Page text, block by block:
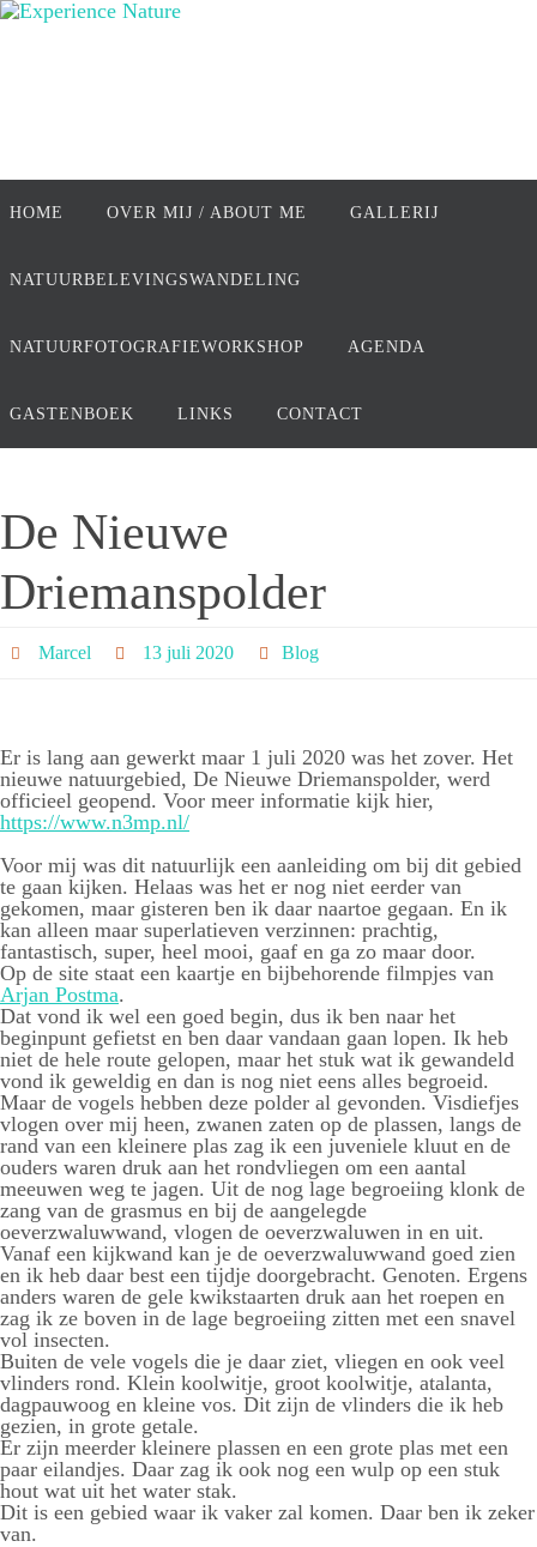
Ga
naar
deHOME OVER MIJ / ABOUT ME GALLERIJ
NATUURBELEVINGSWANDELING
NATUURFOTOGRAFIEWORKSHOP AGENDA
GASTENBOEK LINKS CONTACT
De Nieuwe
Driemanspolder
Marcel 13 juli 2020 Blog
Er is lang aan gewerkt maar 1 juli 2020 was het zover. Het
nieuwe natuurgebied, De Nieuwe Driemanspolder, werd
officieel geopend. Voor meer informatie kijk hier,
https://www.n3mp.nl/
Voor mij was dit natuurlijk een aanleiding om bij dit gebied
te gaan kijken. Helaas was het er nog niet eerder van
gekomen, maar gisteren ben ik daar naartoe gegaan. En ik
kan alleen maar superlatieven verzinnen: prachtig,
fantastisch, super, heel mooi, gaaf en ga zo maar door.
Op de site staat een kaartje en bijbehorende filmpjes van
Arjan Postma.
Dat vond ik wel een goed begin, dus ik ben naar het
beginpunt gefietst en ben daar vandaan gaan lopen. Ik heb
niet de hele route gelopen, maar het stuk wat ik gewandeld
vond ik geweldig en dan is nog niet eens alles begroeid.
Maar de vogels hebben deze polder al gevonden. Visdiefjes
vlogen over mij heen, zwanen zaten op de plassen, langs de
rand van een kleinere plas zag ik een juveniele kluut en de
ouders waren druk aan het rondvliegen om een aantal
meeuwen weg te jagen. Uit de nog lage begroeiing klonk de
zang van de grasmus en bij de aangelegde
oeverzwaluwwand, vlogen de oeverzwaluwen in en uit.
Vanaf een kijkwand kan je de oeverzwaluwwand goed zien
en ik heb daar best een tijdje doorgebracht. Genoten. Ergens
anders waren de gele kwikstaarten druk aan het roepen en
zag ik ze boven in de lage begroeiing zitten met een snavel
vol insecten.
Buiten de vele vogels die je daar ziet, vliegen en ook veel
vlinders rond. Klein koolwitje, groot koolwitje, atalanta,
dagpauwoog en kleine vos. Dit zijn de vlinders die ik heb
gezien, in grote getale.
Er zijn meerder kleinere plassen en een grote plas met een
paar eilandjes. Daar zag ik ook nog een wulp op een stuk
hout wat uit het water stak.
Dit is een gebied waar ik vaker zal komen. Daar ben ik zeker
van.